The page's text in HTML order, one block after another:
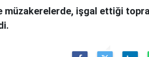
müzakerelerde, işgal ettiği